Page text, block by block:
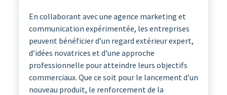
En collaborant avec une agence marketing et
communication expérimentée, les entreprises
peuvent bénéficier d’un regard extérieur expert,
d’idées novatrices et d’une approche
professionnelle pour atteindre leurs objectifs
commerciaux. Que ce soit pour le lancement d’un
nouveau produit, le renforcement de la